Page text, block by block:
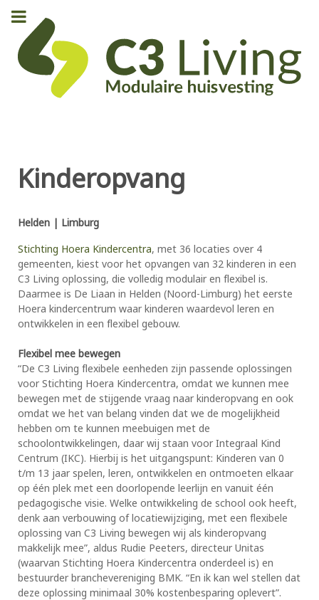
Kinderopvang
Helden | Limburg
Stichting Hoera Kindercentra, met 36 locaties over 4
gemeenten, kiest voor het opvangen van 32 kinderen in een
C3 Living oplossing, die volledig modulair en flexibel is.
Daarmee is De Liaan in Helden (Noord-Limburg) het eerste
Hoera kindercentrum waar kinderen waardevol leren en
ontwikkelen in een flexibel gebouw.
Flexibel mee bewegen
“De C3 Living flexibele eenheden zijn passende oplossingen
voor Stichting Hoera Kindercentra, omdat we kunnen mee
bewegen met de stijgende vraag naar kinderopvang en ook
omdat we het van belang vinden dat we de mogelijkheid
hebben om te kunnen meebuigen met de
schoolontwikkelingen, daar wij staan voor Integraal Kind
Centrum (IKC). Hierbij is het uitgangspunt: Kinderen van 0
t/m 13 jaar spelen, leren, ontwikkelen en ontmoeten elkaar
op één plek met een doorlopende leerlijn en vanuit één
pedagogische visie. Welke ontwikkeling de school ook heeft,
denk aan verbouwing of locatiewijziging, met een flexibele
oplossing van C3 Living bewegen wij als kinderopvang
makkelijk mee”, aldus Rudie Peeters, directeur Unitas
(waarvan Stichting Hoera Kindercentra onderdeel is) en
bestuurder branchevereniging BMK. “En ik kan wel stellen dat
deze oplossing minimaal 30% kostenbesparing oplevert”.